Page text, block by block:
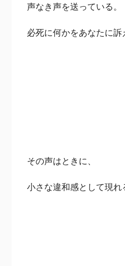
声なき声を送っている。
必死に何かをあなたに訴
その声はときに、
小さな違和感として現れ